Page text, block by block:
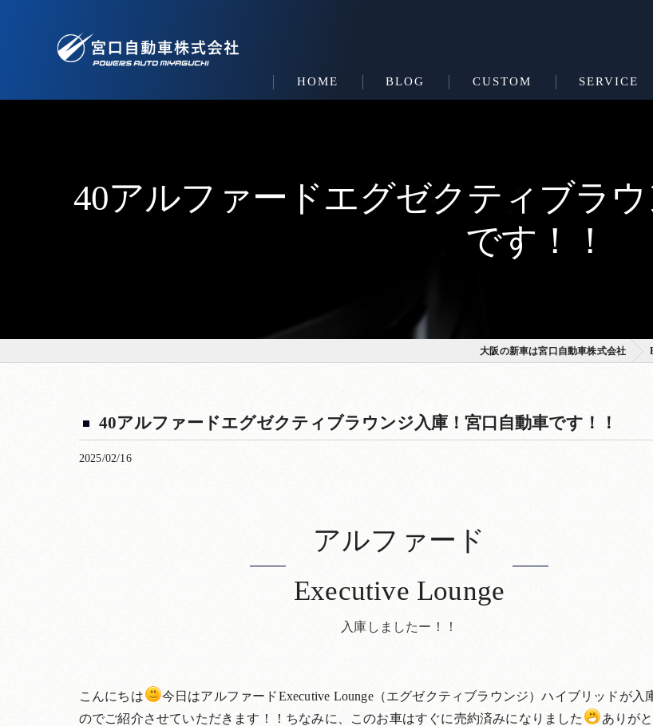
HOME BLOG CUSTOM SERVICE
40アルファードエグゼクティブラ
です！！
大阪の新車は宮口自動車株式会社
40アルファードエグゼクティブラウンジ入庫！宮口自動車です！！
2025/02/16
アルファード
Executive Lounge
入庫しましたー！！
こんにちは
今日はアルファードExecutive Lounge（エグゼクティブラウンジ）ハイブリッドが入
のでご紹介させていただきます！！ちなみに、このお車はすぐに売約済みになりました
ありが